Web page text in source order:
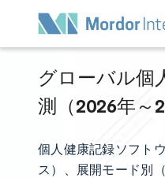
グローバル個
測（2026年～
個人健康記録ソフト
ス）、展開モード別